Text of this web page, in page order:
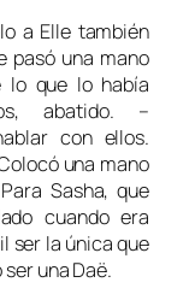
a Elle también
pasó una mano
lo que lo había
abatido. –
con ellos.
una mano
Sasha, que
cuando era
ser la única que
una Daë.